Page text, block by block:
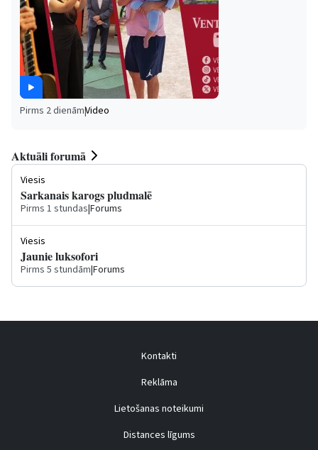
Pirms 2 dienām|Video
Aktuāli forumā
Viesis
Sarkanais karogs pludmalē
Pirms 1 stundas|Forums
Viesis
Jaunie luksofori
Pirms 5 stundām|Forums
Kontakti
Reklāma
Lietošanas noteikumi
Distances līgums